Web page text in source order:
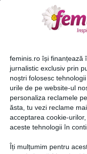
feminis.ro își finanțează
jurnalistic exclusiv prin
noștri folosesc
urile de pe website-ul
personaliza reclamele
ăsta, tu vezi reclame
acceptarea cookie-
aceste tehnologii în
Îți mulțumim pentru
cu un design